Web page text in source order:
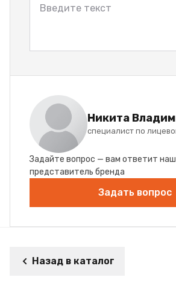
Никита
специалист по
Задайте вопрос — вам ответит
представитель бренда
Задать вопрос
Назад в каталог